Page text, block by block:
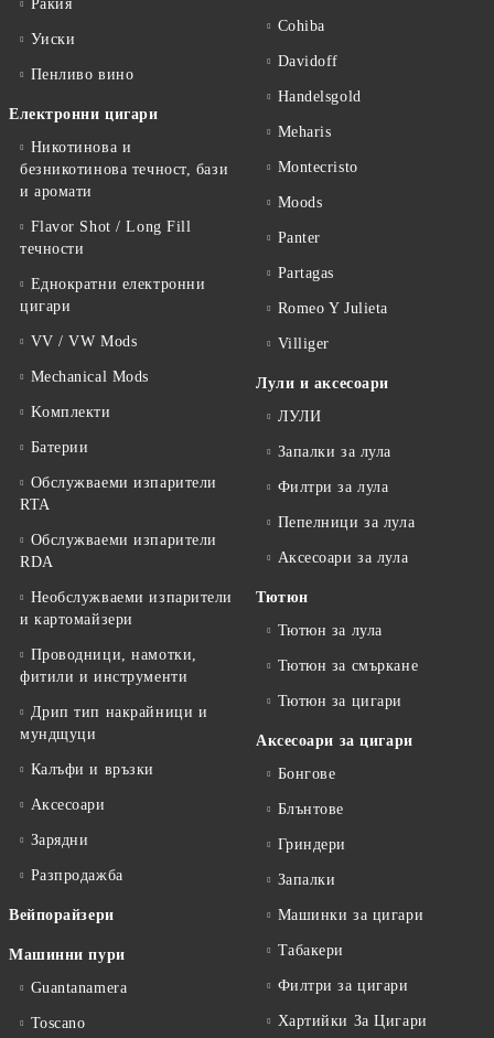
Ракия
Уиски
Пенливо вино
Електронни цигари
Никотинова и
безникотинова течност, бази
и аромати
Flavor Shot / Long Fill
течности
Еднократни електронни
цигари
VV / VW Mods
Mechanical Mods
Kомплекти
Батерии
Обслужваеми изпарители
RTA
Обслужваеми изпарители
RDA
Необслужваеми изпарители
и картомайзери
Проводници, намотки,
фитили и инструменти
Дрип тип накрайници и
мундщуци
Калъфи и връзки
Аксесоари
Зарядни
Разпродажба
Вейпорайзери
Машинни пури
Guantanamera
Toscano
Cohiba
Davidoff
Handelsgold
Meharis
Montecristo
Moods
Panter
Partagas
Romeo Y Julieta
Villiger
Лули и аксесоари
ЛУЛИ
Запалки за лула
Филтри за лула
Пепелници за лула
Аксесоари за лула
Тютюн
Тютюн за лула
Тютюн за смъркане
Тютюн за цигари
Аксесоари за цигари
Бонгове
Блънтове
Гриндери
Запалки
Машинки за цигари
Табакери
Филтри за цигари
Хартийки За Цигари